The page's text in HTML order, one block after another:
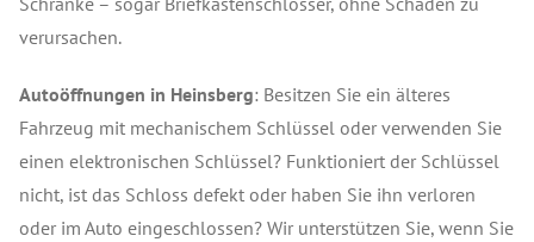
verursachen.
Autoöffnungen in Heinsberg: Besitzen Sie ein älteres
Fahrzeug mit mechanischem Schlüssel oder verwenden Sie
einen elektronischen Schlüssel? Funktioniert der Schlüssel
nicht, ist das Schloss defekt oder haben Sie ihn verloren
oder im Auto eingeschlossen? Wir unterstützen Sie, wenn Sie